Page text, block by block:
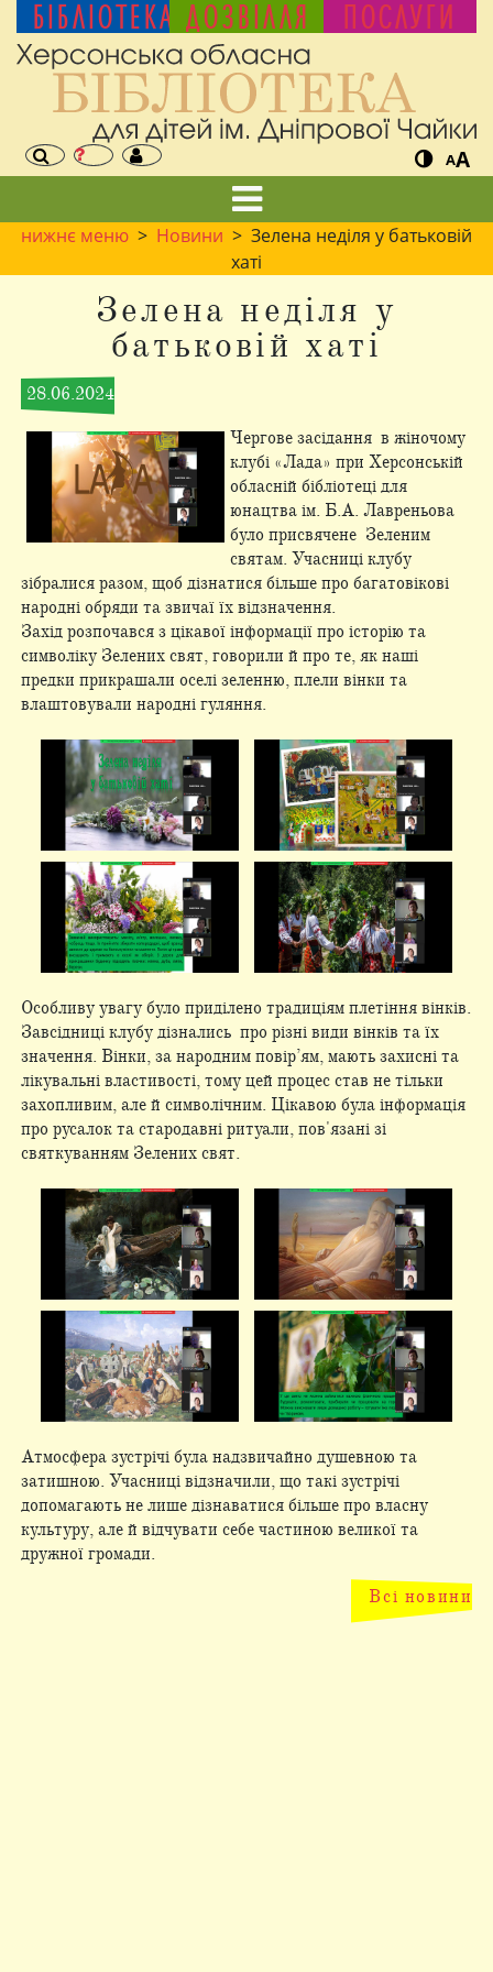
БІБЛІОТЕКА ДОЗВІЛЛЯ ПОСЛУГИ
AA
нижнє меню > Новини > Зелена неділя у батьковій
хаті
Зелена неділя у
батьковій хаті
28.06.2024
Чергове засідання в жіночому
клубі «Лада» при Херсонській
обласній бібліотеці для
юнацтва ім. Б.А. Лавреньова
було присвячене Зеленим
святам. Учасниці клубу
зібралися разом, щоб дізнатися більше про багатовікові
народні обряди та звичаї їх відзначення.
Захід розпочався з цікавої інформації про історію та
символіку Зелених свят, говорили й про те, як наші
предки прикрашали оселі зеленню, плели вінки та
влаштовували народні гуляння.
Особливу увагу було приділено традиціям плетіння вінків.
Завсідниці клубу дізнались про різні види вінків та їх
значення. Вінки, за народним повір’ям, мають захисні та
лікувальні властивості, тому цей процес став не тільки
захопливим, але й символічним. Цікавою була інформація
про русалок та стародавні ритуали, пов'язані зі
святкуванням Зелених свят.
Атмосфера зустрічі була надзвичайно душевною та
затишною. Учасниці відзначили, що такі зустрічі
допомагають не лише дізнаватися більше про власну
культуру, але й відчувати себе частиною великої та
дружної громади.
Всі новини